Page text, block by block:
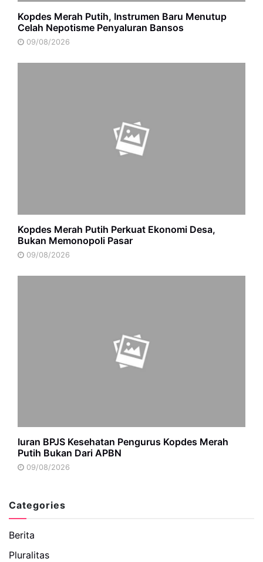
Kopdes Merah Putih, Instrumen Baru Menutup
Celah Nepotisme Penyaluran Bansos
09/08/2026
Kopdes Merah Putih Perkuat Ekonomi Desa,
Bukan Memonopoli Pasar
09/08/2026
Iuran BPJS Kesehatan Pengurus Kopdes Merah
Putih Bukan Dari APBN
09/08/2026
Categories
Berita
Pluralitas